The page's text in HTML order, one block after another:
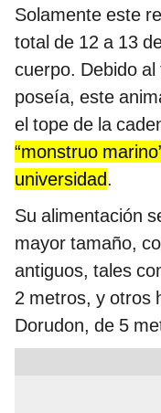
Solamente este
total de 12 a 13
cuerpo. Debido
poseía, este
el tope de la
“monstruo
universidad.
Su alimentación
mayor tamaño,
antiguos, tales
2 metros, y otros
Dorudon, de 5